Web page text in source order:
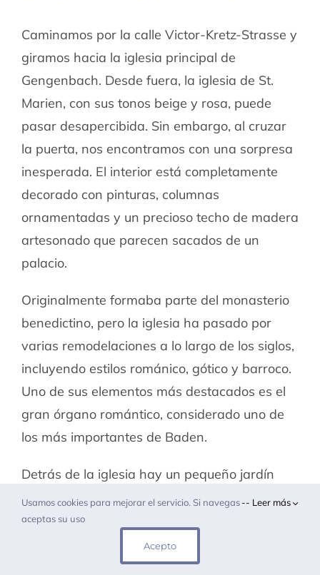
Caminamos por la calle Victor-Kretz-Strasse y
giramos hacia la iglesia principal de
Gengenbach. Desde fuera, la iglesia de St.
Marien, con sus tonos beige y rosa, puede
pasar desapercibida. Sin embargo, al cruzar
la puerta, nos encontramos con una sorpresa
inesperada. El interior está completamente
decorado con pinturas, columnas
ornamentadas y un precioso techo de madera
artesonado que parecen sacados de un
palacio.
Originalmente formaba parte del monasterio
benedictino, pero la iglesia ha pasado por
varias remodelaciones a lo largo de los siglos,
incluyendo estilos románico, gótico y barroco.
Uno de sus elementos más destacados es el
gran órgano romántico, considerado uno de
los más importantes de Baden.
Detrás de la iglesia hay un pequeño jardín
que se puede visitar. Es un lugar tranquilo y
agradable, aunque no imprescindible.
En resumen, esta iglesia es una visita
Usamos cookies para mejorar el servicio. Si navegas
aceptas su uso
-- Leer más
Acepto